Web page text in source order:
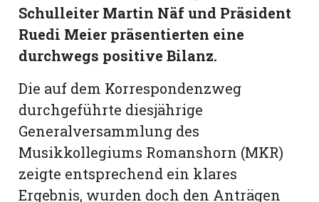
Schulleiter Martin Näf und Präsident
Ruedi Meier präsentierten eine
durchwegs positive Bilanz.
Die auf dem Korrespondenzweg
durchgeführte diesjährige
Generalversammlung des
Musikkollegiums Romanshorn (MKR)
zeigte entsprechend ein klares
Ergebnis, wurden doch den Anträgen